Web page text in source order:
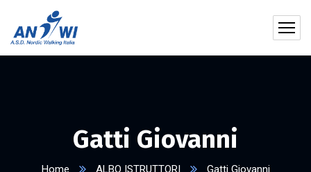
Gatti Giovanni
Home ALBO ISTRUTTORI Gatti Giovanni